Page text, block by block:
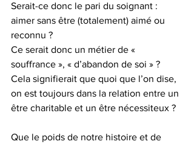
Serait-ce donc le pari du soignant :
aimer sans être (totalement) aimé ou
reconnu ?
Ce serait donc un métier de «
souffrance », « d’abandon de soi » ?
Cela signifierait que quoi que l’on dise,
on est toujours dans la relation entre un
être charitable et un être nécessiteux ?
Que le poids de notre histoire et de